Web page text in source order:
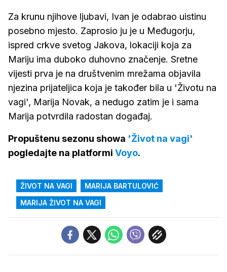
Za krunu njihove ljubavi, Ivan je odabrao uistinu
posebno mjesto. Zaprosio ju je u Međugorju,
ispred crkve svetog Jakova, lokaciji koja za
Mariju ima duboko duhovno značenje. Sretne
vijesti prva je na društvenim mrežama objavila
njezina prijateljica koja je također bila u 'Životu na
vagi', Marija Novak, a nedugo zatim je i sama
Marija potvrdila radostan događaj.
Propuštenu sezonu showa 'Život na vagi'
pogledajte na platformi Voyo.
ŽIVOT NA VAGI
MARIJA BARTULOVIĆ
MARIJA ŽIVOT NA VAGI